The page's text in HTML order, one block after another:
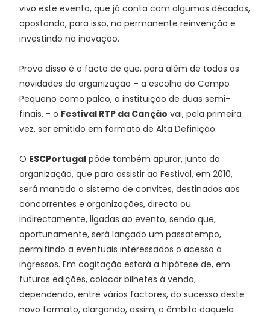
vivo este evento, que já conta com algumas décadas,
apostando, para isso, na permanente reinvenção e
investindo na inovação.
Prova disso é o facto de que, para além de todas as
novidades da organização – a escolha do Campo
Pequeno como palco, a instituição de duas semi-
finais, - o Festival RTP da Canção vai, pela primeira
vez, ser emitido em formato de Alta Definição.
O ESCPortugal pôde também apurar, junto da
organização, que para assistir ao Festival, em 2010,
será mantido o sistema de convites, destinados aos
concorrentes e organizações, directa ou
indirectamente, ligadas ao evento, sendo que,
oportunamente, será lançado um passatempo,
permitindo a eventuais interessados o acesso a
ingressos. Em cogitação estará a hipótese de, em
futuras edições, colocar bilhetes à venda,
dependendo, entre vários factores, do sucesso deste
novo formato, alargando, assim, o âmbito daquela